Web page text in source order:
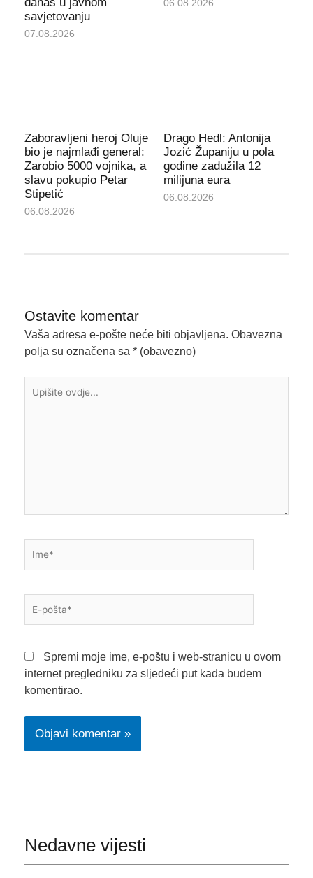
savjetovanju
07.08.2026
06.08.2026
Zaboravljeni heroj Oluje
bio je najmlađi general:
Zarobio 5000 vojnika, a
slavu pokupio Petar
Stipetić
06.08.2026
Drago Hedl: Antonija
Jozić Županiju u pola
godine zadužila 12
milijuna eura
06.08.2026
Ostavite komentar
Vaša adresa e-pošte neće biti objavljena. Obavezna
polja su označena sa * (obavezno)
ovdje...
pošta*
Spremi moje ime, e-poštu i web-stranicu u ovom
internet pregledniku za sljedeći put kada budem
komentirao.
Nedavne vijesti